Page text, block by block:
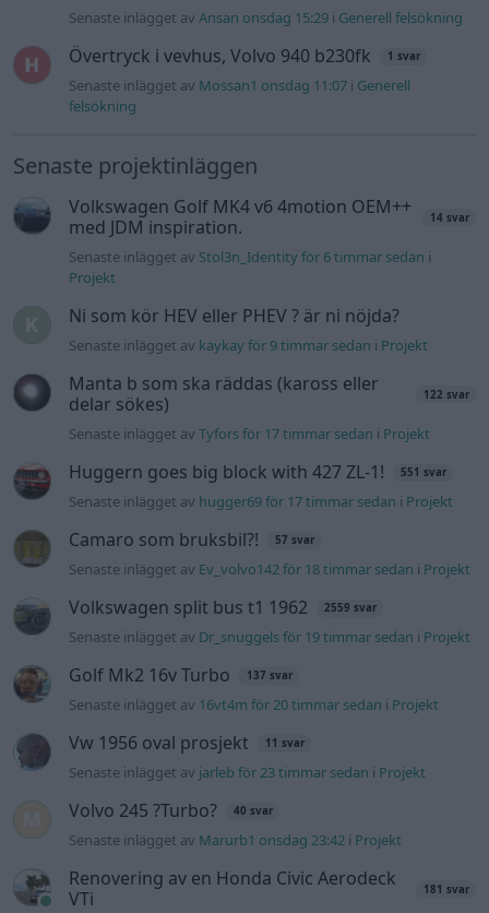
Senaste inlägget avAnsan onsdag 15:29 i Generell felsökning
Övertryck i vevhus, Volvo 940 b230fk 1 svar
Senaste inlägget av Mossan1 onsdag 11:07 i Generell
felsökning
Senaste projektinläggen
Volkswagen Golf MK4 v6 4motion OEM++
med JDM inspiration.
14 svar
Senaste inlägget av Stol3n_Identity för 6 timmar sedan i
Projekt
Ni som kör HEV eller PHEV ? är ni nöjda?
Senaste inlägget av kaykay för 9 timmar sedan i Projekt
Manta b som ska räddas (kaross eller
delar sökes)
122 svar
Senaste inlägget avTyfors för 17 timmar sedan i Projekt
Huggern goes big block with 427 ZL-1! 551 svar
Senaste inlägget av hugger69 för 17 timmar sedan i Projekt
Camaro som bruksbil?! 57 svar
Senaste inlägget av Ev_volvo142 för 18 timmar sedan i Projekt
Volkswagen split bus t1 1962 2559 svar
Senaste inlägget av Dr_snuggels för 19 timmar sedan i Projekt
Golf Mk2 16v Turbo 137 svar
Senaste inlägget av 16vt4m för 20 timmar sedan i Projekt
Vw 1956 oval prosjekt 11 svar
Senaste inlägget av jarleb för 23 timmar sedan i Projekt
Volvo 245 ?Turbo? 40 svar
Senaste inlägget av Marurb1 onsdag 23:42 i Projekt
Renovering av en Honda Civic Aerodeck
VTi
181 svar